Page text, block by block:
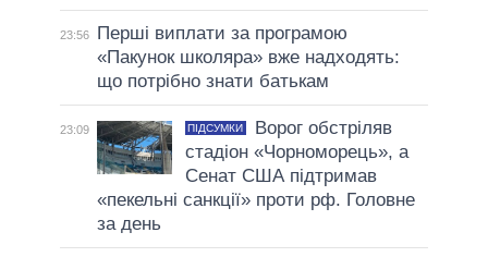
23:56
Перші виплати за програмою
«Пакунок школяра» вже надходять:
що потрібно знати батькам
23:09 ПІДСУМКИ
Ворог обстріляв
стадіон «Чорноморець», а
Сенат США підтримав
«пекельні санкції» проти рф. Головне
за день